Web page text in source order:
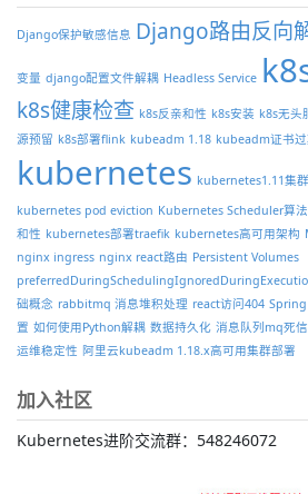
Django保护敏感信息 Django路由反向
变量 django配置文件解耦 Headless Service
k8s健康检查 k8s反亲和性 k8s安装 k8s无头
源预留 k8s部署flink kubeadm 1.18 kubeadm证书过
kubernetes kubernetes1.11集
kubernetes pod eviction Kubernetes Scheduler算法
和性 kubernetes部署traefik kubernetes高可用架构
nginx ingress nginx react路由 Persistent Volumes
础概念 rabbitmq 消息堆积处理 react访问404
置 如何使用Python解耦 数据持久化 消息队列mq死
运维稳定性 阿里云kubeadm 1.18.x高可用集群部署
加入社区
Kubernetes进阶交流群：548246072